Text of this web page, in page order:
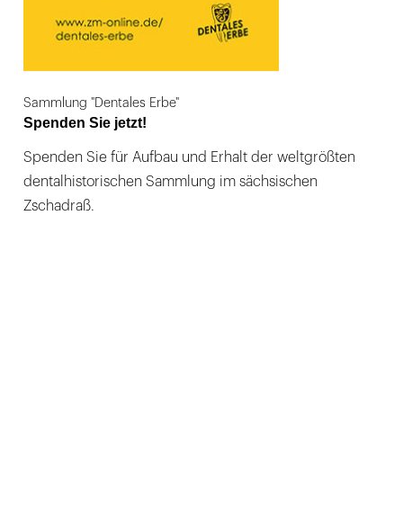
Sammlung "Dentales Erbe"
Spenden Sie jetzt!
Spenden Sie für Aufbau und Erhalt der weltgrößten
dentalhistorischen Sammlung im sächsischen
Zschadraß.